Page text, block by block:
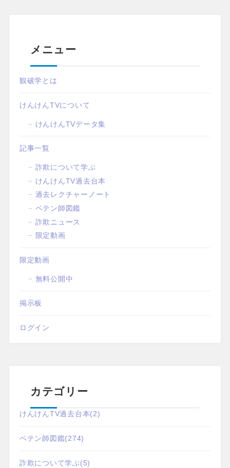
メニュー
観破学とは
けんけんTVについて
けんけんTVデータ集
記事一覧
詐欺について学ぶ
けんけんTV過去台本
過去レクチャーノート
ペテン師図鑑
詐欺ニュース
限定動画
限定動画
無料公開中
掲示板
ログイン
カテゴリー
けんけんTV過去台本(2)
ペテン師図鑑(274)
詐欺について学ぶ(5)